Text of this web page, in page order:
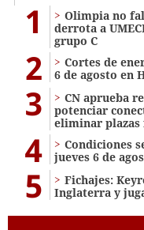
1
Olimpia no
derrota a
grupo C
2
Cortes de
6 de agosto en
3
CN aprueba
potenciar
eliminar plazas
4
Condiciones
jueves 6 de
5
Fichajes:
Inglaterra y